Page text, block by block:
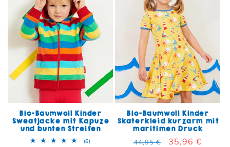
Bio-Baumwoll Kinder
Sweatjacke mit Kapuze
und bunten Streifen
(6)6 Bewertungen insgesamt
Bio-Baumwoll Kinder
Skaterkleid kurzarm mit
maritimen Druck
Normaler Preis
44,95 € Verkaufspreis
35,96 €